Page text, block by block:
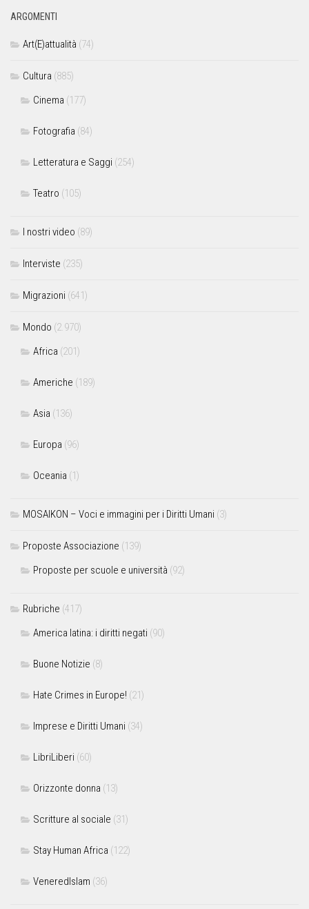
ARGOMENTI
Art(E)attualità (74)
Cultura (885)
Cinema (177)
Fotografia (84)
Letteratura e Saggi (254)
Teatro (105)
I nostri video (89)
Interviste (235)
Migrazioni (641)
Mondo (2.970)
Africa (201)
Americhe (189)
Asia (136)
Europa (96)
Oceania (1)
MOSAIKON – Voci e immagini per i Diritti Umani (3)
Proposte Associazione (139)
Proposte per scuole e università (92)
Rubriche (417)
America latina: i diritti negati (90)
Buone Notizie (8)
Hate Crimes in Europe! (21)
Imprese e Diritti Umani (34)
LibriLiberi (60)
Orizzonte donna (13)
Scritture al sociale (31)
Stay Human Africa (122)
VeneredIslam (36)